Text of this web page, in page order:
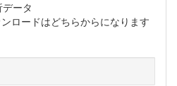
ータ
ロードはどちらからになります